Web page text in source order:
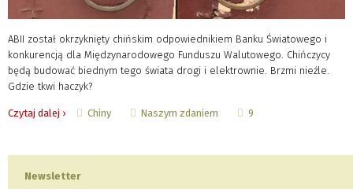
ABII został okrzyknięty chińskim odpowiednikiem Banku Światowego i
konkurencją dla Międzynarodowego Funduszu Walutowego. Chińczycy
będą budować biednym tego świata drogi i elektrownie. Brzmi nieźle.
Gdzie tkwi haczyk?
Czytaj dalej › Chiny Naszym zdaniem 9
Newsletter